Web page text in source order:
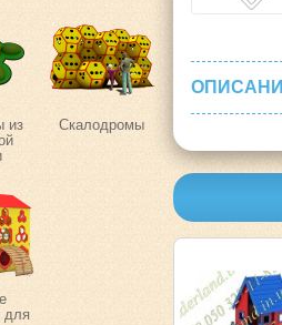
из
Скалодромы
для